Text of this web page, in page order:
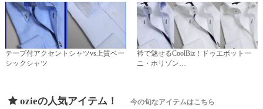
テープ付アクセントシャツvs上質ベー
シックシャツ
衿で魅せるCoolBiz！ドゥエボットー
ニ・ホリゾン…
ozieの人気アイテム！ 今の旬なアイテムはこちら